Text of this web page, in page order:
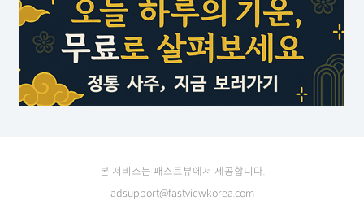
본 서비스는 패스트뷰에서 제공합니다.
adsupport@fastviewkorea.com